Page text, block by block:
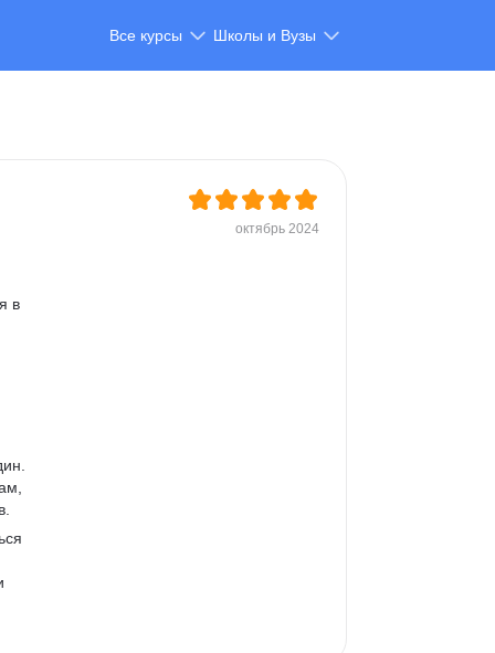
Все курсы Школы и Вузы
октябрь 2024
в